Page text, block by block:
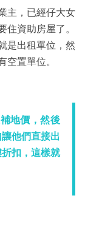
主，已經仔大女
住資助房屋了。
是出租單位，然
空置單位。
地價，然後
他們直接出
扣，這樣就